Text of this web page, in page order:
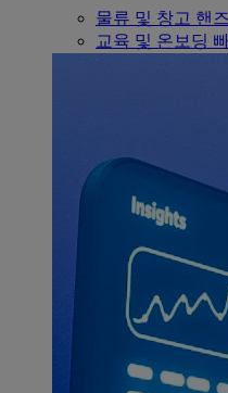
물류 및 창고 핸
교육 및 온보딩